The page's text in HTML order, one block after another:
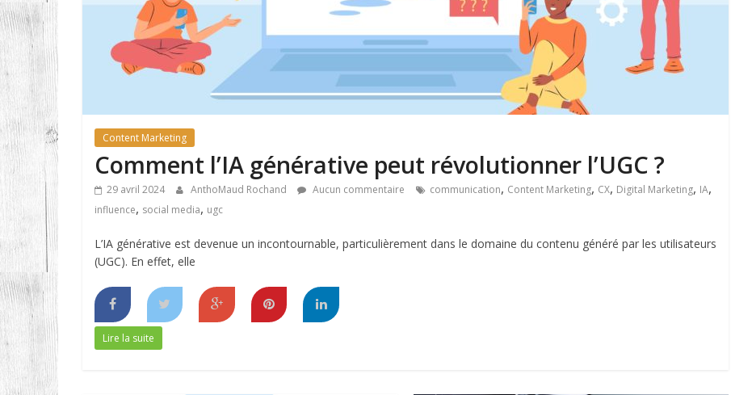
Content Marketing
Comment l’IA générative peut révolutionner l’UGC ?
29 avril 2024 AnthoMaud Rochand Aucun commentaire communication, Content Marketing, CX, Digital Marketing, IA,
influence, social media, ugc
L’IA générative est devenue un incontournable, particulièrement dans le domaine du contenu généré par les utilisateurs
(UGC). En effet, elle
Lire la suite